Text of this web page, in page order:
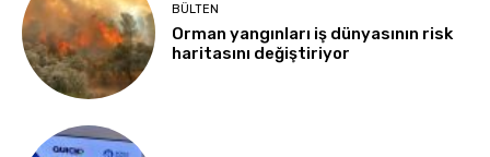
BÜLTEN
Orman yangınları iş dünyasının risk
haritasını değiştiriyor